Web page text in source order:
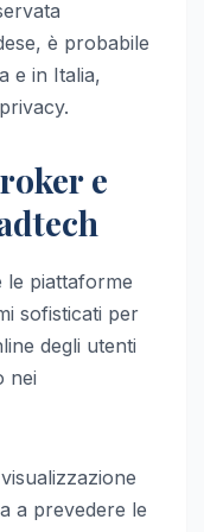
è probabile
e in Italia,
e
le piattaforme
sofisticati per
degli utenti
nei
a prevedere le